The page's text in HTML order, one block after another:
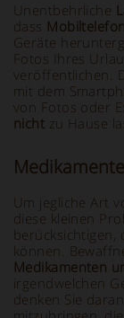
Unentbehrliche
dass
Geräte
Fotos Ihres
veröffentlichen.
mit dem
von Fotos oder
nicht zu Hause
Um jegliche Art
diese kleinen
berücksichtigen,
können.
Medikamenten
irgendwelchen
denken Sie